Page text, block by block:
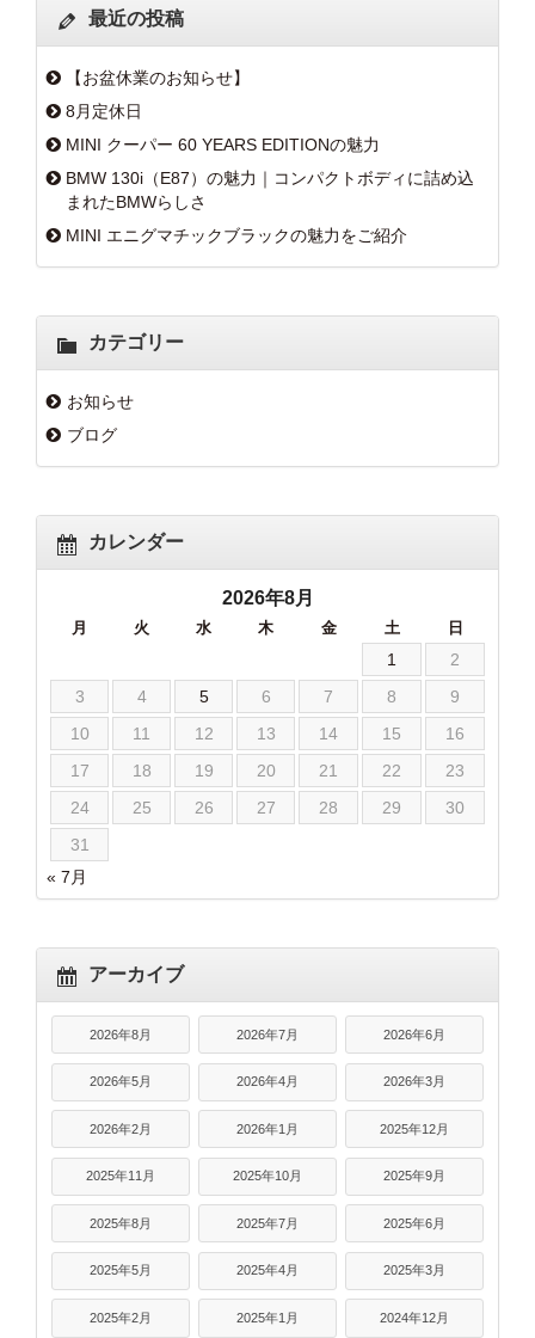
最近の投稿
【お盆休業のお知らせ】
8月定休日
MINI クーパー 60 YEARS EDITIONの魅力
BMW 130i（E87）の魅力｜コンパクトボディに詰め込
まれたBMWらしさ
MINI エニグマチックブラックの魅力をご紹介
カテゴリー
お知らせ
ブログ
カレンダー
2026年8月
月 火 水 木 金 土 日
1
2
3
4 5 6 7 8
9
10
11 12 13 14 15
16
17
18 19 20 21 22
23
24
25 26 27 28 29
30
31
« 7月
アーカイブ
2026年8月 2026年7月 2026年6月
2026年5月 2026年4月 2026年3月
2026年2月 2026年1月 2025年12月
2025年11月 2025年10月 2025年9月
2025年8月 2025年7月 2025年6月
2025年5月 2025年4月 2025年3月
2025年2月 2025年1月 2024年12月